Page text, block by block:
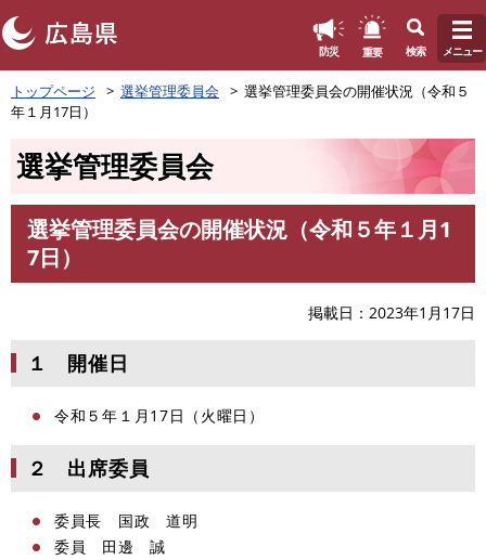
ペ
ー
ジ
防災 重要 検索 メニュー
トップページ 選挙管理委員会
選挙管理委員会の開催状況（令和５
年１月17日）
選挙管理委員会
選挙管理委員会の開催状況（令和５年１月1
7日）
掲載日 2023年1月17日
１ 開催日
令和５年１月17日（火曜日）
２ 出席委員
委員長 国政 道明
委員 田邊 誠